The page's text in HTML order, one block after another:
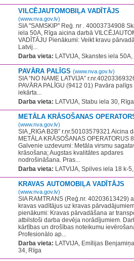
VILCĒJAUTOMOBIĻA VADĪTĀJS
(www.nva.gov.lv)
SIA "SAMSKIP" Reģ. nr . 40003734908
iela 50A, Rīga aicina darbā
VADĪTĀJU Pienākumi: Veikt kravu
Latvij...
Darba vieta: LATVIJA, Skanstes iela
PAVĀRA PALĪGS (www.nva.gov.lv)
SIA “NO NAME LATVIJA”
PAVĀRA PALĪGU (9412 01) Pavāra
iekārta...
Darba vieta: LATVIJA, Stabu iela 30, Rīga
METĀLA KRĀSOŠANAS
(www.nva.gov.lv)
SIA „RIGA B2B” r.nr.50103579321 Aicina
METĀLA KRĀSOŠANAS OPERATORUS
Galvenie uzdevumi: Metāla virsmu
krāsošana; Augstas kvalitātes apdares
nodrošināšana. Pras...
Darba vieta: LATVIJA, Spilves iela 18 k-
KRAVAS AUTOMOBIĻA VADĪTĀJS
(www.nva.gov.lv)
SIA RAMTRANS (Reģ.nr. 40203613429)
kravas vadītājus uz kravas
pienākumi: Kravas pārvadāšana ar
atbilstoši darba devēja norādījumiem.
kārtības un drošības noteikumu
Profesionālo ap...
Darba vieta: LATVIJA, Emīlijas
34, Rīga